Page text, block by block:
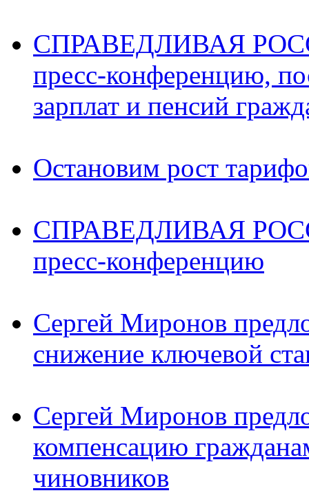
СПРАВЕДЛИВАЯ
пресс-конференцию,
зарплат и пенсий
Остановим рост
СПРАВЕДЛИВАЯ
пресс-конференцию
Сергей Миронов
снижение ключевой
Сергей Миронов
компенсацию
чиновников